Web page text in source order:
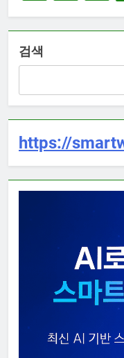
검색
https://